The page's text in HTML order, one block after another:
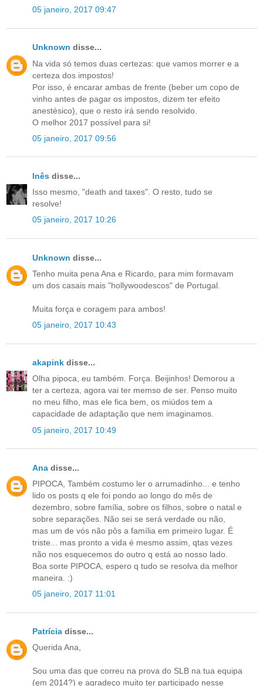
05 janeiro, 2017 09:47
Unknown disse...
Na vida só temos duas certezas: que vamos morrer e a
certeza dos impostos!
Por isso, é encarar ambas de frente (beber um copo de
vinho antes de pagar os impostos, dizem ter efeito
anestésico), que o resto irá sendo resolvido.
O melhor 2017 possível para si!
05 janeiro, 2017 09:56
Inês disse...
Isso mesmo, "death and taxes". O resto, tudo se
resolve!
05 janeiro, 2017 10:26
Unknown disse...
Tenho muita pena Ana e Ricardo, para mim formavam
um dos casais mais "hollywoodescos" de Portugal.
Muita força e coragem para ambos!
05 janeiro, 2017 10:43
akapink disse...
Olha pipoca, eu também. Força. Beijinhos! Demorou a
ter a certeza, agora vai ter memso de ser. Penso muito
no meu filho, mas ele fica bem, os miúdos tem a
capacidade de adaptação que nem imaginamos.
05 janeiro, 2017 10:49
Ana disse...
PIPOCA, Também costumo ler o arrumadinho... e tenho
lido os posts q ele foi pondo ao longo do mês de
dezembro, sobre família, sobre os filhos, sobre o natal e
sobre separações. Não sei se será verdade ou não,
mas um de vós não pôs a família em primeiro lugar. É
triste... mas pronto a vida é mesmo assim, qtas vezes
não nos esquecemos do outro q está ao nosso lado.
Boa sorte PIPOCA, espero q tudo se resolva da melhor
maneira. :)
05 janeiro, 2017 11:01
Patrícia disse...
Querida Ana,
Sou uma das que correu na prova do SLB na tua equipa
(em 2014?) e agradeço muito ter participado nesse